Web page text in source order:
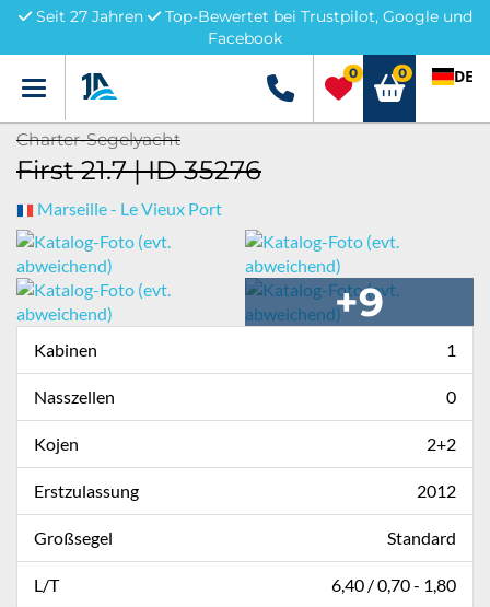
Seit 27 Jahren
Top-Bewertet bei Trustpilot, Google und
Facebook
Menü +49 5741 3222690
0 0 DE
Charter-Segelyacht
First 21.7 | ID 35276
Marseille - Le Vieux Port
+9
Kabinen 1
Nasszellen 0
Kojen 2+2
Erstzulassung 2012
Großsegel Standard
L/T 6,40 / 0,70 - 1,80